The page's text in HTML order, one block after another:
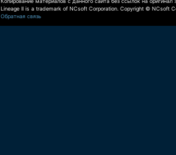
Lineage II is a trademark of NCsoft Corporation. Copyright © NCsoft
Обратная связь